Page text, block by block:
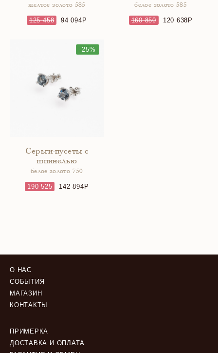
желтое золото 585
125 458 94 094
белое золото 585
160 850 120 638
-25%
Серьги-пусеты с
шпинелью
белое золото 750
190 525 142 894
О НАС
СОБЫТИЯ
МАГАЗИН
КОНТАКТЫ
ПРИМЕРКА
ДОСТАВКА И ОПЛАТА